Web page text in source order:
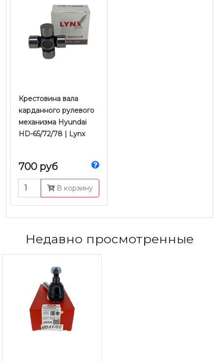
Крестовина вала
карданного рулевого
механизма Hyundai
HD-65/72/78 | Lynx
700 руб
В корзину
Недавно просмотренные